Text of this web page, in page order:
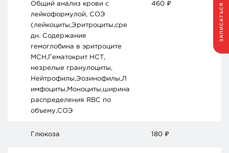
ЗАПИСАТЬСЯ
Общий анализ крови с
лейкоформулой, СОЭ
(лейкоциты,Эритроциты,сре
дн. Содержание
гемоглобина в эритроците
МСH,Гематокрит НСТ,
незрелые гранулоциты,
Нейтрофилы,Эозинофилы,Л
имфоциты,Моноциты,ширина
распределения RBC по
объему,СОЭ
460 ₽
Глюкоза 180 ₽